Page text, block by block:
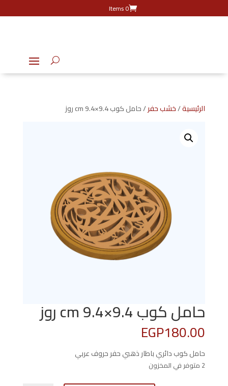
0 Items
الرئيسية/خشب حفر/ حامل كوب 9.4×9.4 cm روز
حامل كوب 9.4×9.4 cm روز
EGP180.00
حامل كوب دائري باطار ذهبي حفر حروف عربي
2 متوفر في المخزون